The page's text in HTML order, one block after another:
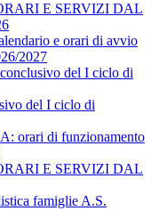
E SERVIZI DAL
e orari di avvio
2027
del I ciclo di
del I ciclo di
orari di funzionamento
E SERVIZI DAL
famiglie A.S.